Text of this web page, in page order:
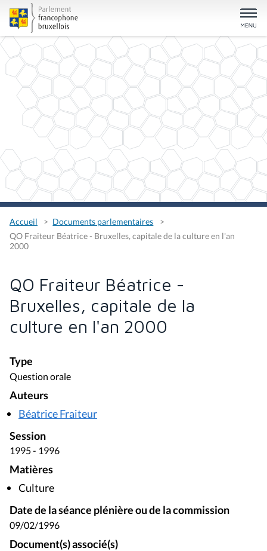
Accueil
Documents parlementaires
QO Fraiteur Béatrice - Bruxelles, capitale de la culture en l'an
2000
QO Fraiteur Béatrice -
Bruxelles, capitale de la
culture en l'an 2000
Type
Question orale
Auteurs
Béatrice Fraiteur
Session
1995 - 1996
Matières
Culture
Date de la séance plénière ou de la commission
09/02/1996
Document(s) associé(s)